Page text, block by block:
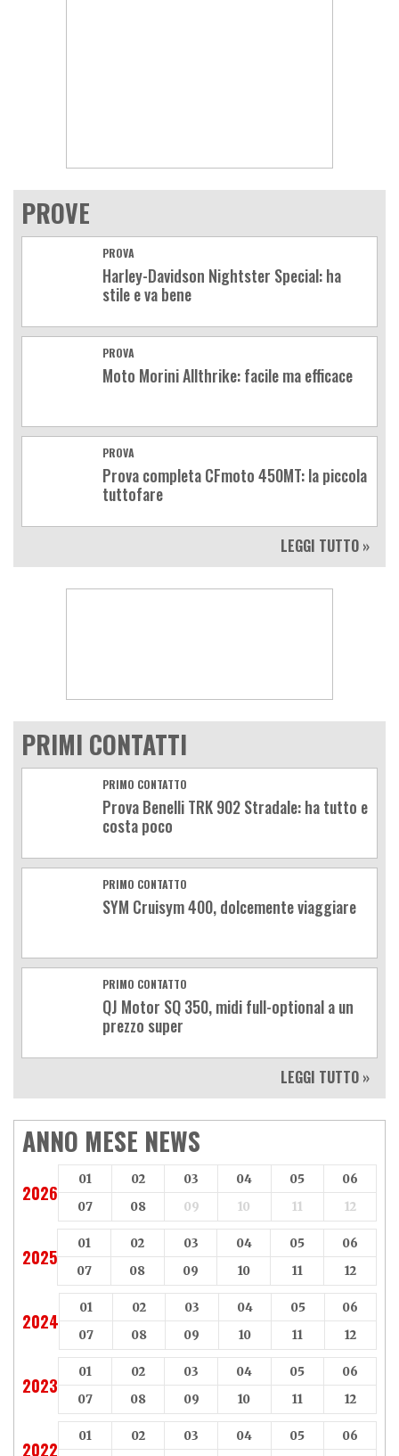
PROVE
PROVA
Harley-Davidson Nightster Special: ha
stile e va bene
PROVA
Moto Morini Allthrike: facile ma efficace
PROVA
Prova completa CFmoto 450MT: la piccola
tuttofare
LEGGI TUTTO »
PRIMI CONTATTI
PRIMO CONTATTO
Prova Benelli TRK 902 Stradale: ha tutto e
costa poco
PRIMO CONTATTO
SYM Cruisym 400, dolcemente viaggiare
PRIMO CONTATTO
QJ Motor SQ 350, midi full-optional a un
prezzo super
LEGGI TUTTO »
ANNO MESE NEWS
2026
01 02 03 04 05
06
07
08 09 10 11 12
2025
01 02 03 04 05
06
07
08 09 10 11 12
2024
01 02 03 04 05
06
07
08 09 10 11 12
2023
01 02 03 04 05
06
07
08 09 10 11 12
2022
01 02 03 04 05
06